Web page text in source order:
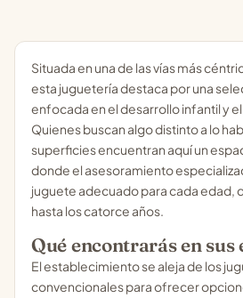
Situada en una de las vías más
esta juguetería destaca por una
enfocada en el desarrollo infantil y
Quienes buscan algo distinto a lo
superficies encuentran aquí un
donde el asesoramiento
juguete adecuado para cada edad,
hasta los catorce años.
Qué encontrarás en sus
El establecimiento se aleja de los
convencionales para ofrecer